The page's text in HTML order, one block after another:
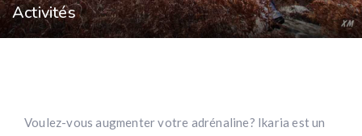
Activités
Voulez-vous augmenter votre adrénaline? Ikaria est un